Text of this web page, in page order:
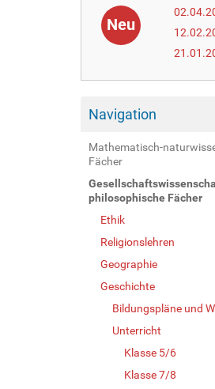
Neu
Navigation
Mathematisch-
Fächer
philosophische Fächer
Ethik
Religionslehren
Geographie
Geschichte
Bildungspläne und
Unterricht
Klasse 5/6
Klasse 7/8